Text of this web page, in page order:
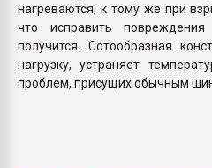
нагреваются, к тому же при
что исправить
получится. Сотообразная
нагрузку, устраняет
проблем, присущих обычным